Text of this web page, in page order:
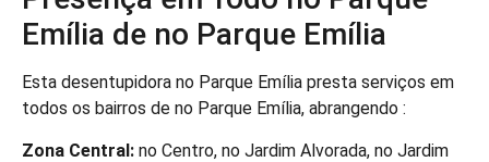
Emília de no Parque Emília
Esta desentupidora no Parque Emília presta serviços em
todos os bairros de no Parque Emília, abrangendo :
Zona Central: no Centro, no Jardim Alvorada, no Jardim